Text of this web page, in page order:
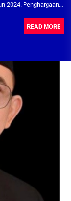
2024. Penghargaan
READ MORE